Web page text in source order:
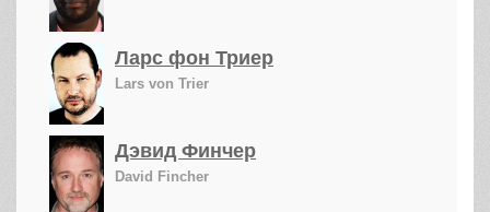
Ларс фон Триер
Lars von Trier
Дэвид Финчер
David Fincher